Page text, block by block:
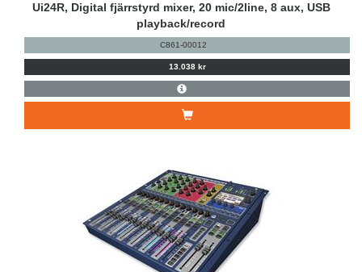
Ui24R, Digital fjärrstyrd mixer, 20 mic/2line, 8 aux, USB
playback/record
C861-00012
13.038 kr